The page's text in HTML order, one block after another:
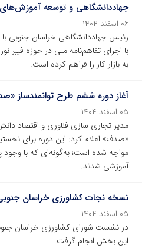
جهاددانشگاهی و توسعه آموزش‌های
۰۶ اسفند ۱۴۰۴
رئیس جهاددانشگاهی خراسان جنوبی
با اجرای تفاهم‌نامه ملی در حوزه
به بازار کار را فراهم کرده است.
آغاز دوره ششم طرح توانمندساز
۰۵ اسفند ۱۴۰۴
مدیر تجاری سازی فناوری و اقتصاد
«صدف» اعلام کرد: این دوره برای
آموزشی شدند.
نسخه نجات کشاورزی خراسان
۰۵ اسفند ۱۴۰۴
در نشست شورای کشاورزی خراسان
این بخش انجام گرفت.